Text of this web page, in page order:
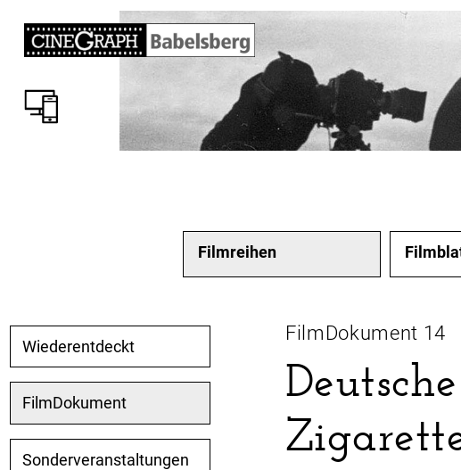
Filmreihen
Wiederentdeckt
FilmDokument
Sonderveranstaltungen
FilmDokument 14